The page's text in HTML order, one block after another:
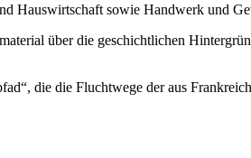
Hauswirtschaft sowie Handwerk und
über die geschichtlichen
die die Fluchtwege der aus